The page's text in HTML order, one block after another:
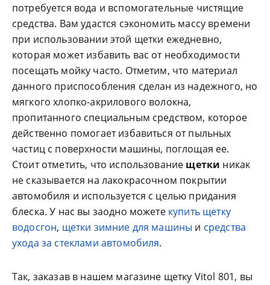
потребуется вода и вспомогательные чистящие
средства. Вам удастся сэкономить массу времени
при использовании этой щетки ежедневно,
которая может избавить вас от необходимости
посещать мойку часто. Отметим, что материал
данного приспособления сделан из надежного, но
мягкого хлопко-акрилового волокна,
пропитанного специальным средством, которое
действенно помогает избавиться от пыльных
частиц с поверхности машины, поглощая ее.
Стоит отметить, что использование щетки никак
не сказывается на лакокрасочном покрытии
автомобиля и используется с целью придания
блеска. У нас вы заодно можете купить щетку
водосгон, щетки зимние для машины и средства
ухода за стеклами автомобиля.
Так, заказав в нашем магазине щетку Vitol 801, вы